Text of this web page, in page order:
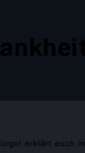
erklärt euch